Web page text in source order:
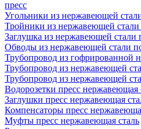
пресс
Угольники из нержавеющей
Тройники из нержавеющей стали
Заглушка из нержавеющей стали
Обводы из нержавеющей стали
Трубопровод из гофрированной
Трубопровод из нержавеющей
Трубопровод из нержавеющей
Водорозетки пресс нержавеющая
Заглушки пресс нержавеющая
Компенсаторы пресс
Муфты пресс нержавеющая сталь